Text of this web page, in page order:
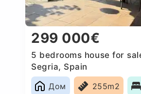
299 000€
5 bedrooms house for
Segria, Spain
Дом
255m2